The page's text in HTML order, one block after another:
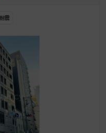
震